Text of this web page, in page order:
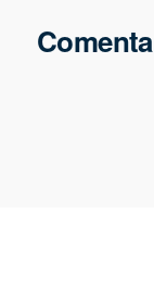
Comenta